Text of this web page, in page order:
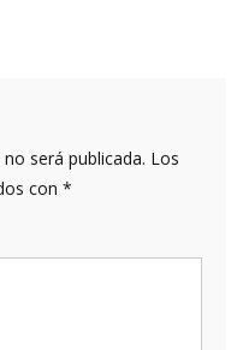
será publicada. Los
con *